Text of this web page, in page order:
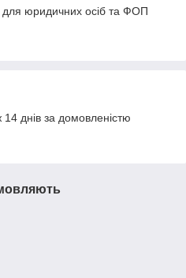
для юридичних осіб та ФОП
днів за домовленістю